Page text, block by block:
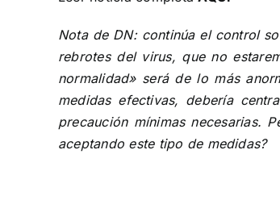
Nota de DN: continúa el control
rebrotes del virus, que no
normalidad» será de lo más
medidas efectivas, debería
precaución mínimas necesarias.
aceptando este tipo de medidas?